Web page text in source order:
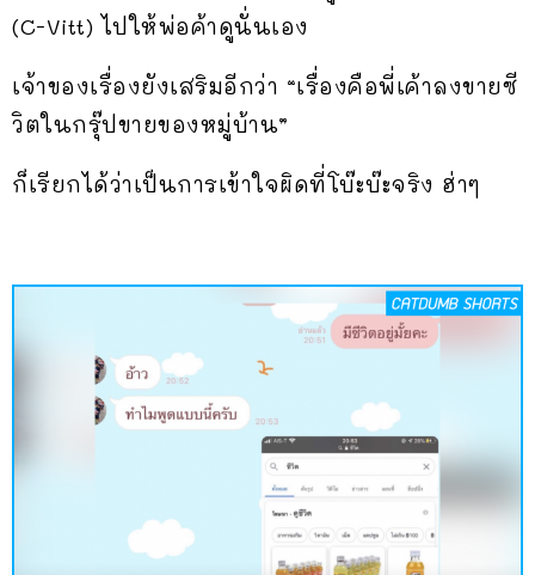
(C-Vitt) ไปให้พ่อค้าดูนั่นเอง
เจ้าของเรื่องยังเสริมอีกว่า “เรื่องคือพี่เค้าลงขายซี
วิตในกรุ๊ปขายของหมู่บ้าน”
ก็เรียกได้ว่าเป็นการเข้าใจผิดที่โบ๊ะบ๊ะจริง ฮ่าๆ